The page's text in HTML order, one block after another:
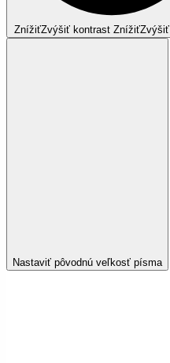
ZnížiťZvýšiť kontrast ZnížiťZvýšiť
Nastaviť pôvodnú veľkosť písma